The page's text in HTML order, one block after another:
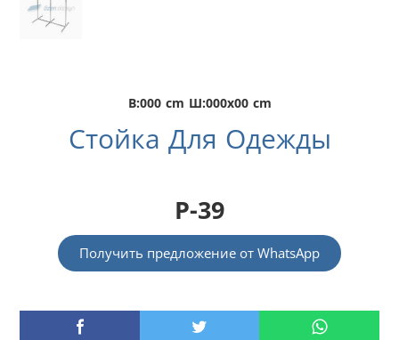
В:000 cm Ш:000x00 cm
Стойка Для Одежды
P-39
Получить предложение от WhatsApp